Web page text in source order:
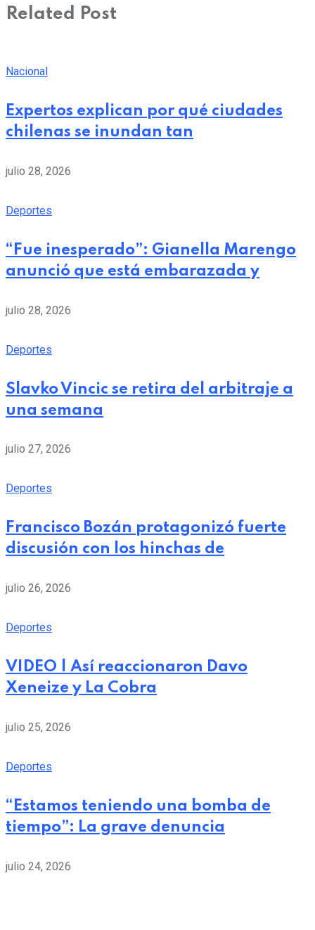
Related Post
Nacional
Expertos explican por qué ciudades
chilenas se inundan tan
julio 28, 2026
Deportes
“Fue inesperado”: Gianella Marengo
anunció que está embarazada y
julio 28, 2026
Deportes
Slavko Vincic se retira del arbitraje a
una semana
julio 27, 2026
Deportes
Francisco Bozán protagonizó fuerte
discusión con los hinchas de
julio 26, 2026
Deportes
VIDEO | Así reaccionaron Davo
Xeneize y La Cobra
julio 25, 2026
Deportes
“Estamos teniendo una bomba de
tiempo”: La grave denuncia
julio 24, 2026